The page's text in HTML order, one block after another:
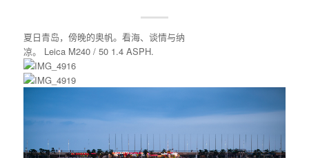
夏日青岛，傍晚的奥帆。看海、谈情与纳
凉。 Leica M240 / 50 1.4 ASPH.